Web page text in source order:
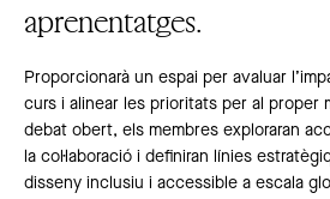
aprenentatges.
Proporcionarà un espai per avaluar
curs i alinear les prioritats per al proper
debat obert, els membres exploraran
la col·laboració i definiran línies
disseny inclusiu i accessible a escala